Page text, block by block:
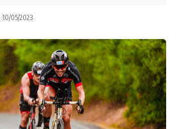
10/05/2023